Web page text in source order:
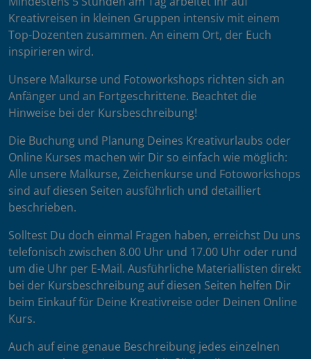
Kreativreisen in kleinen Gruppen intensiv mit einem
Top-Dozenten zusammen. An einem Ort, der Euch
inspirieren wird.
Unsere Malkurse und Fotoworkshops richten sich an
Anfänger und an Fortgeschrittene. Beachtet die
Hinweise bei der Kursbeschreibung!
Die Buchung und Planung Deines Kreativurlaubs oder
Online Kurses machen wir Dir so einfach wie möglich:
Alle unsere Malkurse, Zeichenkurse und Fotoworkshops
sind auf diesen Seiten ausführlich und detailliert
beschrieben.
Solltest Du doch einmal Fragen haben, erreichst Du uns
telefonisch zwischen 8.00 Uhr und 17.00 Uhr oder rund
um die Uhr per E-Mail. Ausführliche Materiallisten direkt
bei der Kursbeschreibung auf diesen Seiten helfen Dir
beim Einkauf für Deine Kreativreise oder Deinen Online
Kurs.
Auch auf eine genaue Beschreibung jedes einzelnen